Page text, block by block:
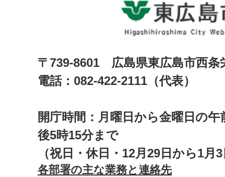
〒739-8601 広島県東広島市西
電話：082-422-2111（代表）
開庁時間：月曜日から金曜日の午
後5時15分まで
（祝日・休日・12月29日から1月
各部署の主な業務と連絡先